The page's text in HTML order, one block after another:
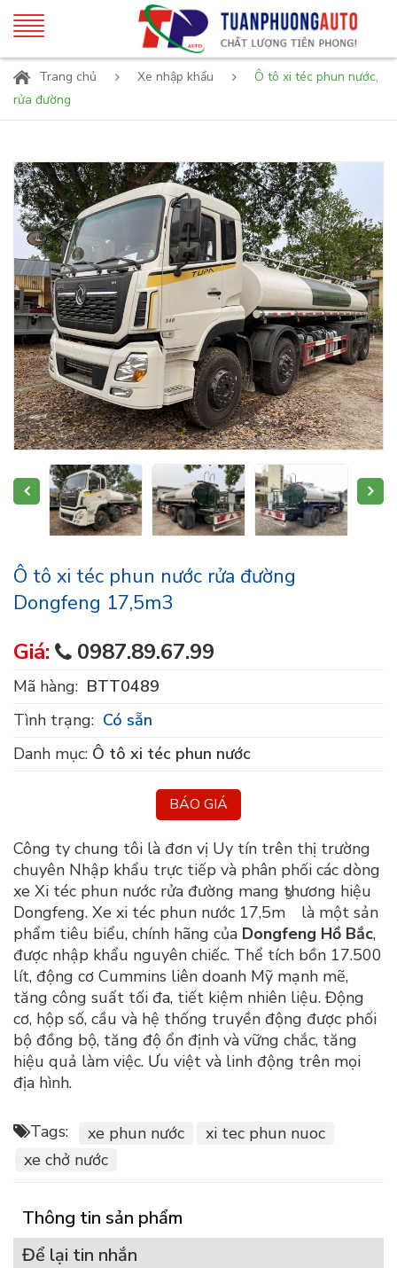
Trang chủ Xe nhập khẩu
Ô tô xi téc phun nước,
rửa đường
Ô tô xi téc phun nước rửa đường
Dongfeng 17,5m3
Giá: 0987.89.67.99
Mã hàng: BTT0489
Tình trạng: Có sẵn
Danh mục: Ô tô xi téc phun nước
BÁO GIÁ
Công ty chung tôi là đơn vị Uy tín trên thị trường
chuyên Nhập khẩu trực tiếp và phân phối các dòng
xe Xi téc phun nước rửa đường mang thương hiệu
Dongfeng. Xe xi téc phun nước 17,5m
3
là một sản
phẩm tiêu biểu, chính hãng của Dongfeng Hồ Bắc,
được nhập khẩu nguyên chiếc. Thể tích bồn 17.500
lít, động cơ Cummins liên doanh Mỹ mạnh mẽ,
tăng công suất tối đa, tiết kiệm nhiên liệu. Động
cơ, hộp số, cầu và hệ thống truyền động được phối
bộ đồng bộ, tăng độ ổn định và vững chắc, tăng
hiệu quả làm việc. Ưu việt và linh động trên mọi
địa hình.
Tags: xe phun nước
xi tec phun nuoc
xe chở nước
Thông tin sản phẩm
Để lại tin nhắn